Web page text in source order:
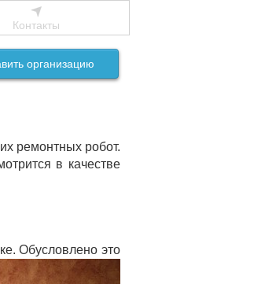
Контакты
организацию
ремонтных робот.
в качестве
Обусловлено это